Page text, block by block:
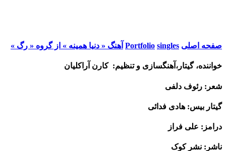
صفحه اصلی Portfolio singles آهنگ « دنیا همینه » از گروه « رگ »
خواننده، گیتار،آهنگسازی و تنظیم: کارن آراکلیان
شعر: رئوف دلفی
گیتار بیس: هادی فدائی
درامز: علی فراز
ناشر: نشر کوک